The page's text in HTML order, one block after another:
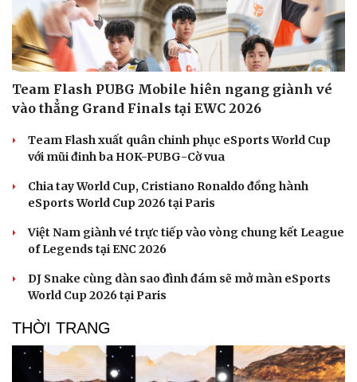
Phòng mạch online
Ăn sạch sống khỏe
Team Flash PUBG Mobile hiên ngang giành vé
vào thẳng Grand Finals tại EWC 2026
Team Flash xuất quân chinh phục eSports World Cup
với mũi đinh ba HOK-PUBG-Cờ vua
Chia tay World Cup, Cristiano Ronaldo đồng hành
eSports World Cup 2026 tại Paris
Việt Nam giành vé trực tiếp vào vòng chung kết League
of Legends tại ENC 2026
DJ Snake cùng dàn sao đình đám sẽ mở màn eSports
World Cup 2026 tại Paris
THỜI TRANG